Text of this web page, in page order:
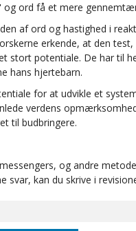
ord få et mere
af ord og hastighed i
erkende, at den
stort potentiale. De har til
hans hjertebarn.
for at udvikle et
verdens
til budbringere.
og andre
kan du skrive i